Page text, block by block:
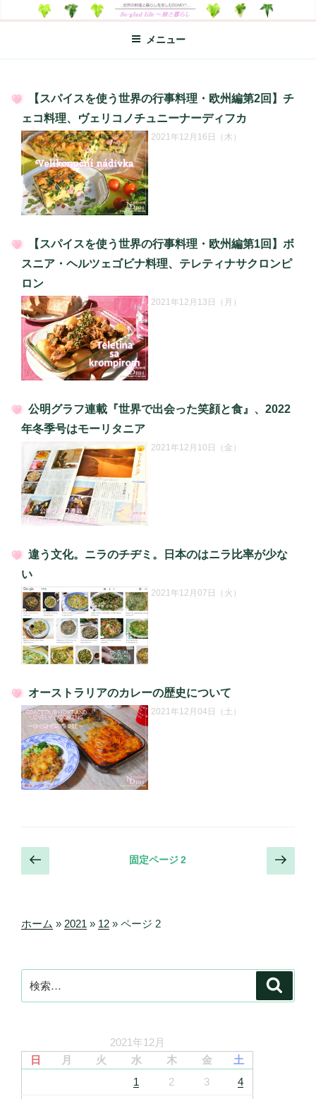
ン
ン
SO-GLAD LIFE～旅と暮らし
世界の料理のエッセイやレシピ、シンプルライフ、楽しい暮らしなどを
綴る、世界248か国を旅した松本あづさのDIARYです
メニュー
稿
日:
【スパイスを使う世界の行事料理・欧州編第2回】チ
ェコ料理、ヴェリコノチュニーナーディフカ
2021年12月16日（木）
稿
日:
【スパイスを使う世界の行事料理・欧州編第1回】ボ
スニア・ヘルツェゴビナ料理、テレティナサクロンピ
ロン
2021年12月13日（月）
投
稿
公明グラフ連載『世界で出会った笑顔と食』、2022
年冬季号はモーリタニア
2021年12月10日（金）
稿
日:
違う文化。ニラのチヂミ。日本のはニラ比率が少な
い
2021年12月07日（火）
投
日:
オーストラリアのカレーの歴史について
2021年12月04日（土）
投
稿
送
り
前
の
ジ
固定ページ2
次
の
ホーム » 2021 » 12 » ページ 2
索:
2021年12月
日
月 火 水 木 金
土
1
2 3 4